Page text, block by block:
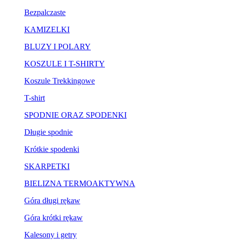
Bezpalczaste
KAMIZELKI
BLUZY I POLARY
KOSZULE I T-SHIRTY
Koszule Trekkingowe
T-shirt
SPODNIE ORAZ SPODENKI
Długie spodnie
Krótkie spodenki
SKARPETKI
BIELIZNA TERMOAKTYWNA
Góra długi rękaw
Góra krótki rękaw
Kalesony i getry